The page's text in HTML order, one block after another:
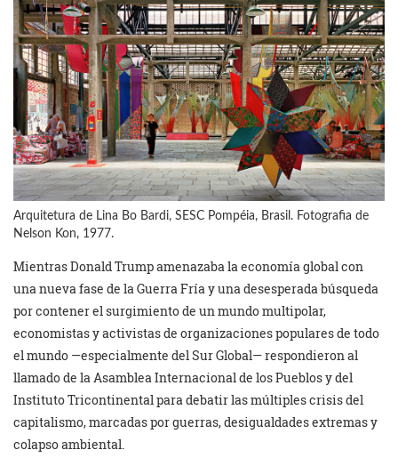
Arquitetura de Lina Bo Bardi, SESC Pompéia, Brasil. Fotografia de
Nelson Kon, 1977.
Mientras Donald Trump amenazaba la economía global con
una nueva fase de la Guerra Fría y una desesperada búsqueda
por contener el surgimiento de un mundo multipolar,
economistas y activistas de organizaciones populares de todo
el mundo —especialmente del Sur Global— respondieron al
llamado de la Asamblea Internacional de los Pueblos y del
Instituto Tricontinental para debatir las múltiples crisis del
capitalismo, marcadas por guerras, desigualdades extremas y
colapso ambiental.